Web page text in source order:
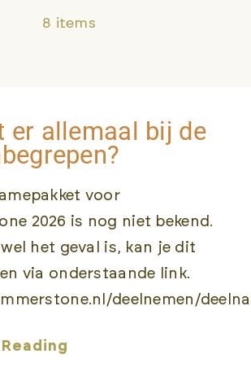
8 items
er allemaal bij de
voor
2026 is nog niet bekend.
het geval is, kan je dit
via onderstaande link.
deelnemen/